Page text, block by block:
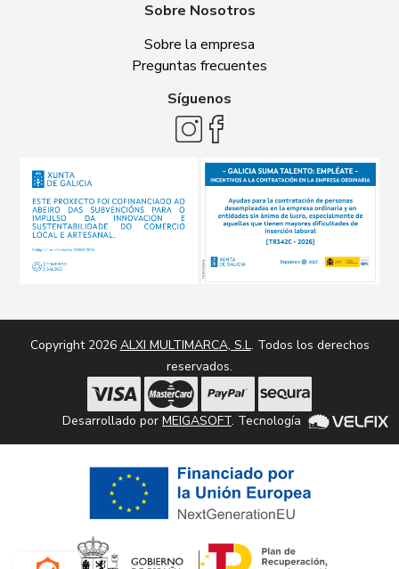
Sobre Nosotros
Sobre la empresa
Preguntas frecuentes
Síguenos
Copyright 2026 ALXI MULTIMARCA, S.L. Todos los derechos
reservados.
Desarrollado por MEIGASOFT. Tecnología